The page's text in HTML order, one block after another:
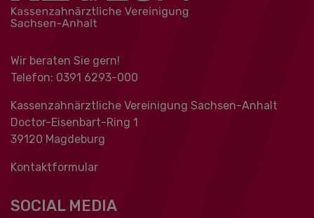
Wir beraten Sie gern!
Telefon: 0391 ‍6293-000
Kassenzahnärztliche Vereinigung Sachsen-Anhalt
Doctor-Eisenbart-Ring 1
39120 Magdeburg
Kontaktformular
SOCIAL MEDIA